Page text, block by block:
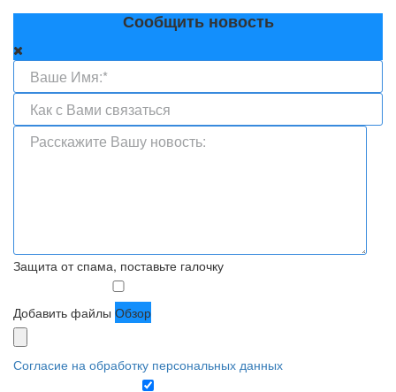
Сообщить новость
Защита от спама, поставьте галочку
Добавить файлы Обзор
Согласие на обработку персональных данных